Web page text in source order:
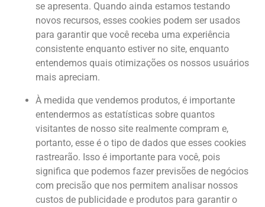
se apresenta. Quando ainda estamos testando
novos recursos, esses cookies podem ser usados
para garantir que você receba uma experiência
consistente enquanto estiver no site, enquanto
entendemos quais otimizações os nossos usuários
mais apreciam.
À medida que vendemos produtos, é importante
entendermos as estatísticas sobre quantos
visitantes de nosso site realmente compram e,
portanto, esse é o tipo de dados que esses cookies
rastrearão. Isso é importante para você, pois
significa que podemos fazer previsões de negócios
com precisão que nos permitem analisar nossos
custos de publicidade e produtos para garantir o